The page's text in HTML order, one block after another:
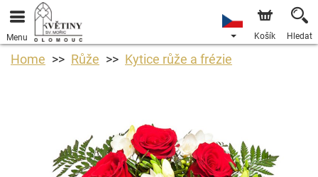
Menu Košík Hledat
Home Růže Kytice růže a frézie